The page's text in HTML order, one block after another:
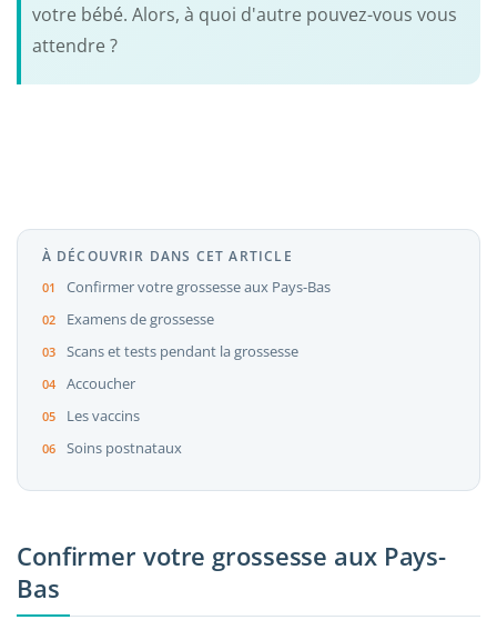
votre bébé. Alors, à quoi d'autre pouvez-vous vous
attendre ?
À DÉCOUVRIR DANS CET ARTICLE
Confirmer votre grossesse aux Pays-Bas
Examens de grossesse
Scans et tests pendant la grossesse
Accoucher
Les vaccins
Soins postnataux
Confirmer votre grossesse aux Pays-
Bas